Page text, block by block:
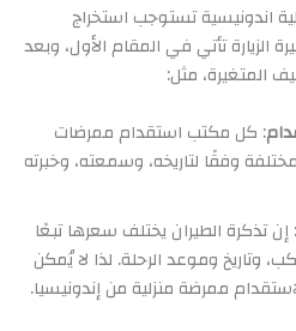
اندونيسية تستوجب استخراج
الزيارة تأتي في المقام الأول، وبعد
المتغيرة، مثل:
: كل مكتب استقدام ممرضات
وفقًا لتاريخه، وسمعته، وخبرته
: إن تذكرة الطيران يختلف سعرها تبعًا
وتاريخ وموعد الرحلة. لذا لا يُمكن
ممرضة منزلية من إندونيسيا.